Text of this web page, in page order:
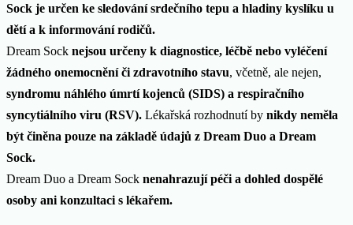
Sock je určen ke sledování srdečního tepu a hladiny kyslíku u
dětí a k informování rodičů.
Dream Sock nejsou určeny k diagnostice, léčbě nebo vyléčení
žádného onemocnění či zdravotního stavu, včetně, ale nejen,
syndromu náhlého úmrtí kojenců (SIDS) a respiračního
syncytiálního viru (RSV). Lékařská rozhodnutí by nikdy neměla
být činěna pouze na základě údajů z Dream Duo a Dream
Sock.
Dream Duo a Dream Sock nenahrazují péči a dohled dospělé
osoby ani konzultaci s lékařem.